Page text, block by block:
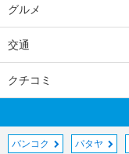
グルメ
交通
クチコミ
バンコク パタヤ